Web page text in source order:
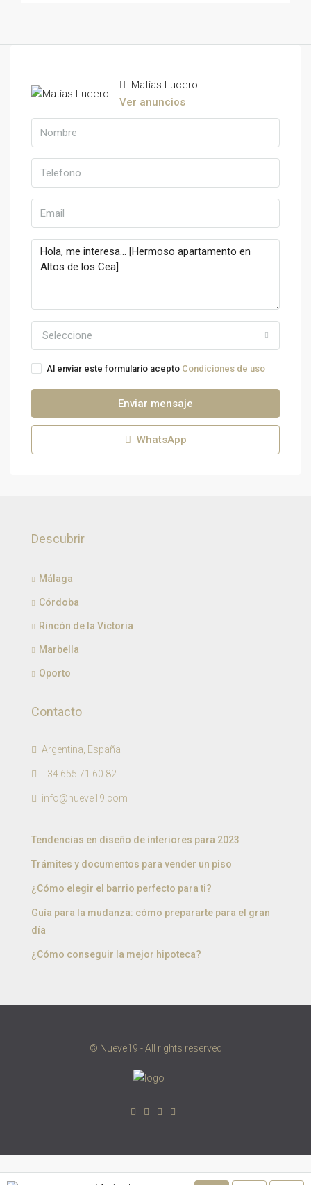
Matías Lucero
Ver anuncios
Seleccione
Al enviar este formulario acepto Condiciones de uso
Enviar mensaje
WhatsApp
Descubrir
Málaga
Córdoba
Rincón de la Victoria
Marbella
Oporto
Contacto
Argentina, España
+34 655 71 60 82
info@nueve19.com
Tendencias en diseño de interiores para 2023
Trámites y documentos para vender un piso
¿Cómo elegir el barrio perfecto para ti?
Guía para la mudanza: cómo prepararte para el gran
día
¿Cómo conseguir la mejor hipoteca?
© Nueve19 - All rights reserved